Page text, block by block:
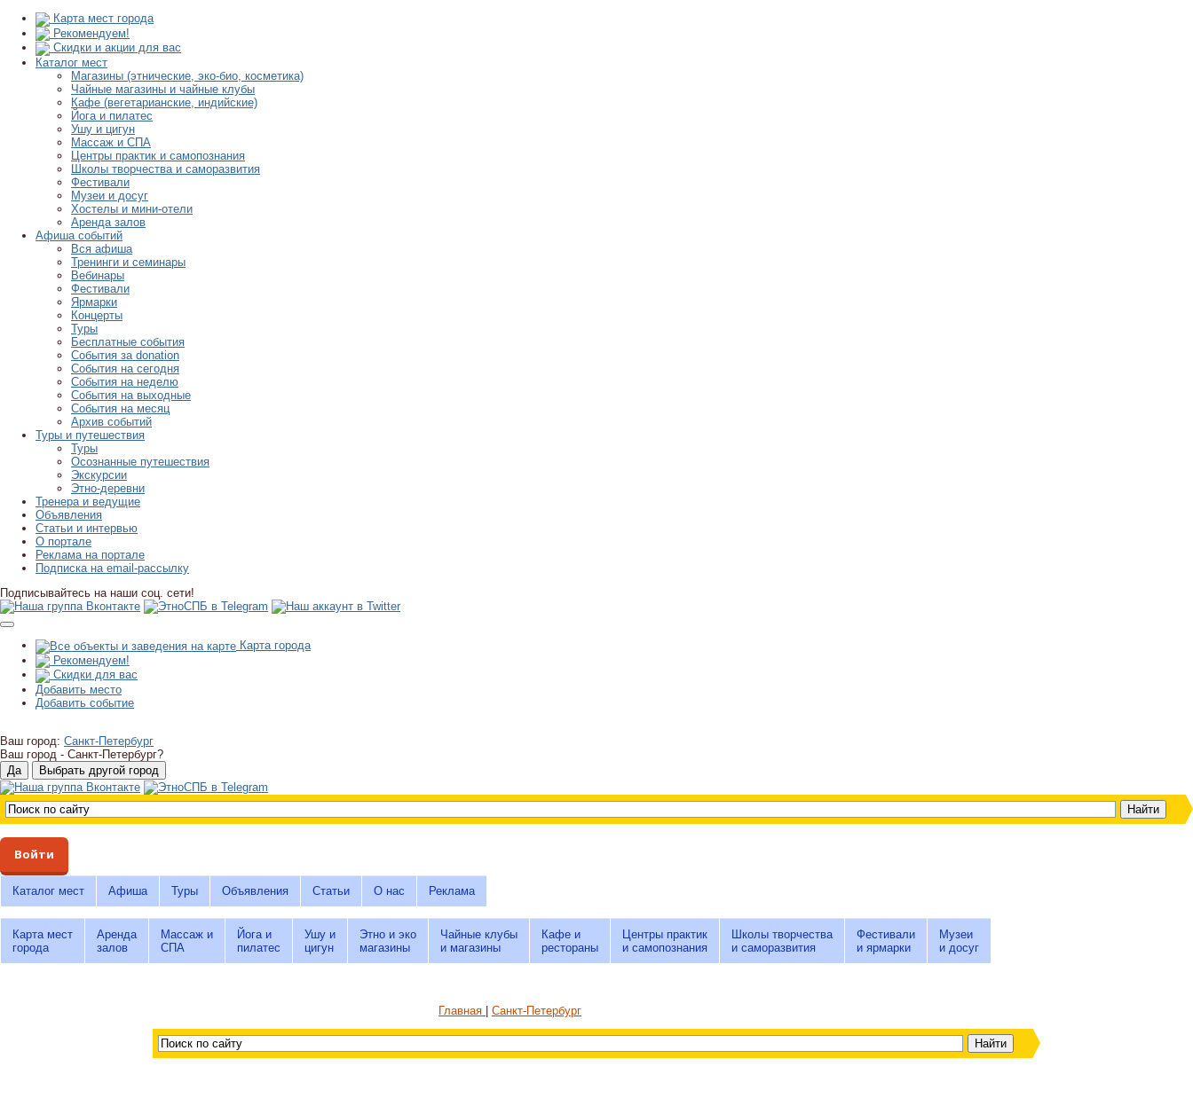
Карта мест города
Рекомендуем!
Скидки и акции для вас
Каталог мест
Магазины (этнические, эко-био, косметика)
Чайные магазины и чайные клубы
Кафе (вегетарианские, индийские)
Йога и пилатес
Ушу и цигун
Массаж и СПА
Центры практик и самопознания
Школы творчества и саморазвития
Фестивали
Музеи и досуг
Хостелы и мини-отели
Аренда залов
Афиша событий
Вся афиша
Тренинги и семинары
Вебинары
Фестивали
Ярмарки
Концерты
Туры
Бесплатные события
События за donation
События на сегодня
События на неделю
События на выходные
События на месяц
Архив событий
Туры и путешествия
Туры
Осознанные путешествия
Экскурсии
Этно-деревни
Тренера и ведущие
Объявления
Статьи и интервью
О портале
Реклама на портале
Подписка на email-рассылку
Подписывайтесь на наши соц. сети!
Карта города
Рекомендуем!
Скидки для вас
Добавить место
Добавить событие
Ваш город: Санкт-Петербург
Ваш город - Санкт-Петербург?
Войти
Каталог мест Афиша Туры Объявления Статьи О нас Реклама
Карта мест
города
Аренда
залов
Массаж и
СПА
Йога и
пилатес
Ушу и
цигун
Этно и эко
магазины
Чайные клубы
и магазины
Кафе и
рестораны
Центры практик
и самопознания
Школы творчества
и саморазвития
Фестивали
и ярмарки
Музеи
и досуг
Главная Санкт-Петербург